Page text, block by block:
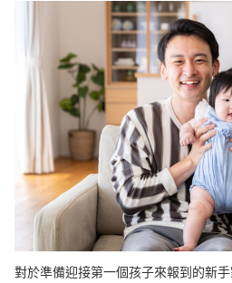
對於準備迎接第一個孩子來報到的新